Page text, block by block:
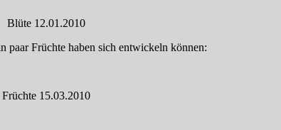
Blüte 12.01.2010
paar Früchte haben sich entwickeln können:
Früchte 15.03.2010